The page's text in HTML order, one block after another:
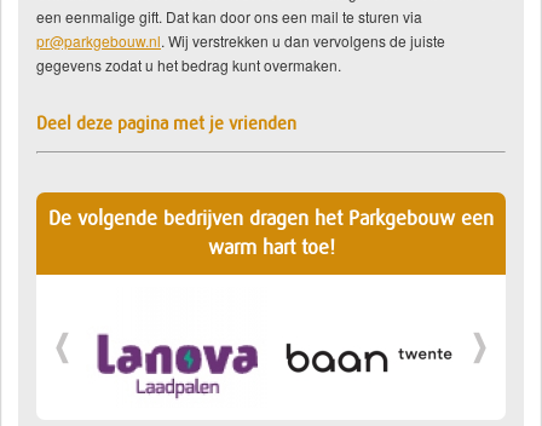
een eenmalige gift. Dat kan door ons een mail te sturen via
pr@parkgebouw.nl. Wij verstrekken u dan vervolgens de juiste
gegevens zodat u het bedrag kunt overmaken.
Deel deze pagina met je vrienden
De volgende bedrijven dragen het Parkgebouw een
warm hart toe!